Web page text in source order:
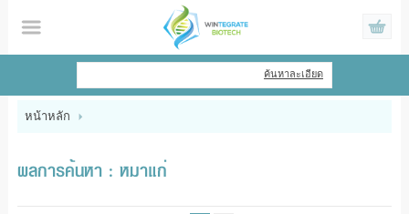
ไทย | English
หน้าหลัก
ค้นหาละเอียด
หน้าหลัก
ผลการค้นหา : หมาแก่